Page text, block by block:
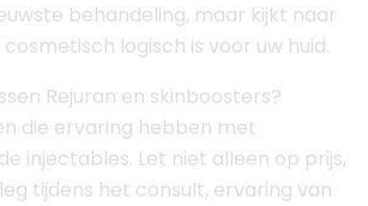
behandeling, maar kijkt naar
logisch is voor uw huid.
Rejuran en skinboosters?
die ervaring hebben met
injectables. Let niet alleen op prijs,
tijdens het consult, ervaring van